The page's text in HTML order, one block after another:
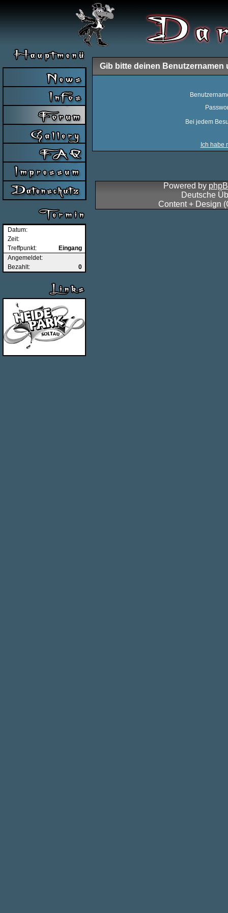
Datum:
Zeit:
Treffpunkt:
Eingang
Angemeldet:
Bezahlt:
0
Gib bitte deinen
Bei jedem
Ich habe
Powered by
Deutsche
Content + Design